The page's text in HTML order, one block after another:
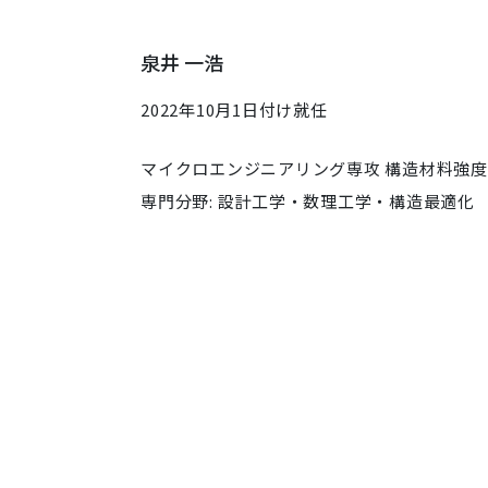
泉井 一浩
2022年10月1日付け就任
マイクロエンジニアリング専攻 構造材料強
専門分野: 設計工学・数理工学・構造最適化